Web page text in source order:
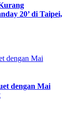
20’ di Taipei,
dengan Mai